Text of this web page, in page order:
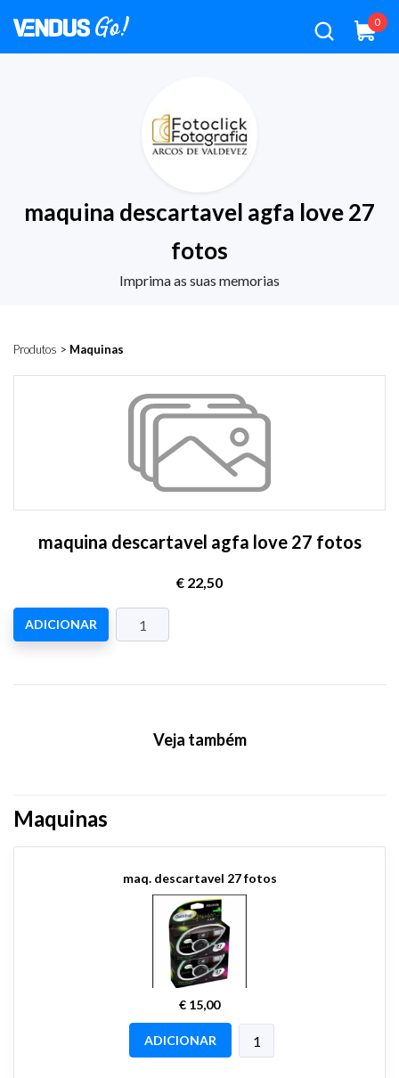
0
maquina descartavel agfa love 27
fotos
Imprima as suas memorias
Produtos > Maquinas
maquina descartavel agfa love 27 fotos
€ 22,50
ADICIONAR
Veja também
Maquinas
maq. descartavel 27 fotos
€ 15,00
ADICIONAR